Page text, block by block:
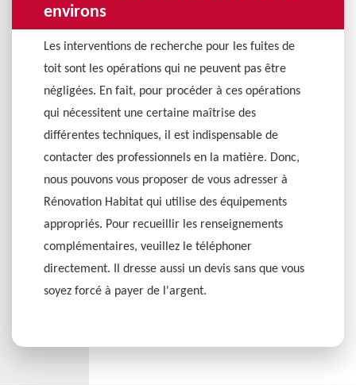
environs
Les interventions de recherche pour les fuites de
toit sont les opérations qui ne peuvent pas être
négligées. En fait, pour procéder à ces opérations
qui nécessitent une certaine maîtrise des
différentes techniques, il est indispensable de
contacter des professionnels en la matière. Donc,
nous pouvons vous proposer de vous adresser à
Rénovation Habitat qui utilise des équipements
appropriés. Pour recueillir les renseignements
complémentaires, veuillez le téléphoner
directement. Il dresse aussi un devis sans que vous
soyez forcé à payer de l'argent.